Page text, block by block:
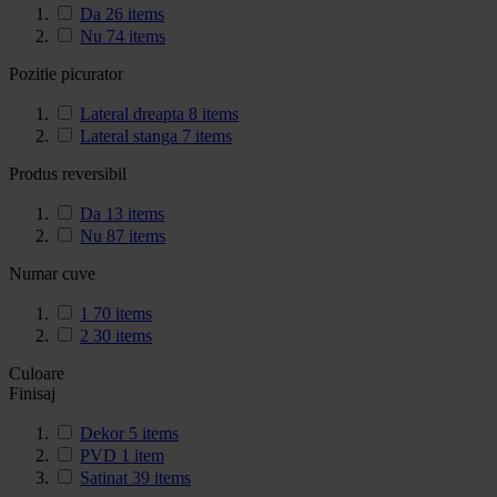
Da 26 items
Nu 74 items
Pozitie picurator
Lateral dreapta 8 items
Lateral stanga 7 items
Produs reversibil
Da 13 items
Nu 87 items
Numar cuve
1 70 items
2 30 items
Culoare
Finisaj
Dekor 5 items
PVD 1 item
Satinat 39 items